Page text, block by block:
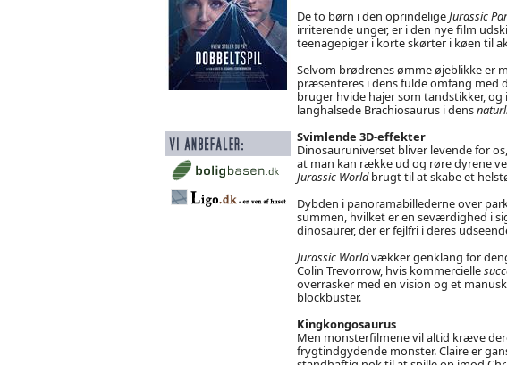
De to børn i den oprindeligeJurassic
irriterende unger, er i den nye film
teenagepiger i korte skørter i køen til
Selvom brødrenes ømme øjeblikke er
præsenteres i dens fulde omfang med
bruger hvide hajer som tandstikker,
langhalsede Brachiosaurus i dens
Svimlende 3D-effekter
Dinosauruniverset bliver levende for
at man kan række ud og røre dyrene
Jurassic Worldbrugt til at skabe et
Dybden i panoramabillederne over
summen, hvilket er en seværdighed i
dinosaurer, der er fejlfri i deres
Jurassic Worldvækker genklang for
Colin Trevorrow, hvis kommercielle
overrasker med en vision og et
blockbuster.
Kingkongosaurus
Men monsterfilmene vil altid kræve
frygtindgydende monster. Claire er